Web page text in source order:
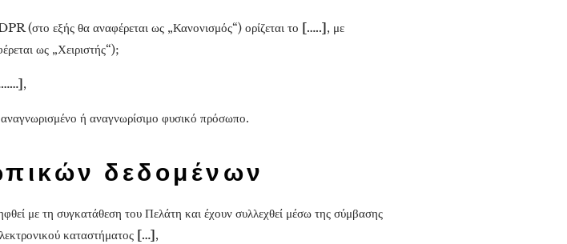
(στο εξής θα αναφέρεται ως „Κανονισμός“) ορίζεται το […..], με
ως „Χειριστής“);
,
ή αναγνωρίσιμο φυσικό πρόσωπο.
δεδομένων
με τη συγκατάθεση του Πελάτη και έχουν συλλεχθεί μέσω της σύμβασης
καταστήματος […],